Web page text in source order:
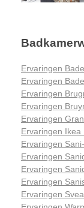
Ervaringen
Ervaringen
Ervaringen
Ervaringen
Ervaringen
Ervaringen Ikea
Ervaringen
Ervaringen
Ervaringen
Ervaringen
Ervaringen